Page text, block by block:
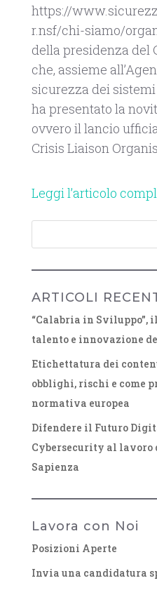
https://
r.nsf/chi-siamo/
della presidenza del
che, assieme
sicurezza dei
ha presentato la
ovvero il lancio
Crisis Liaison
Leggi l’articolo
ARTICOLI
“Calabria in Sviluppo”,
talento e innovazione
Etichettatura dei
obblighi, rischi e come
normativa europea
Difendere il Futuro
Cybersecurity al lavoro
Sapienza
Lavora con Noi
Posizioni Aperte
Invia una candidatura